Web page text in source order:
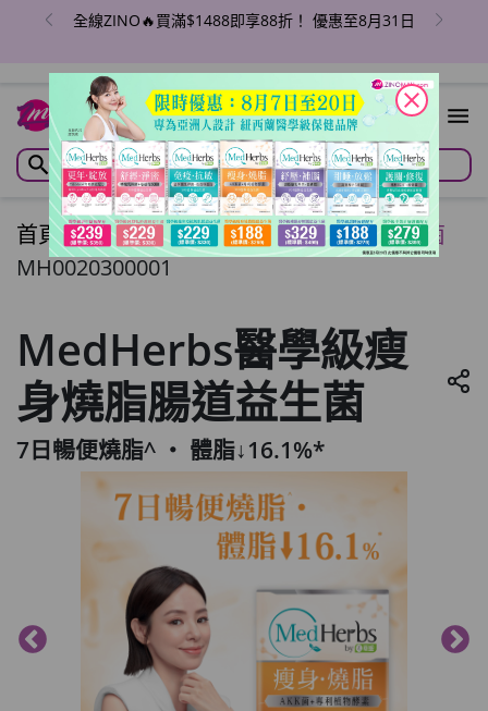
全線ZINO🔥買滿$1488即享88折！ 優惠至8月31日
首頁/MedHerbs醫學級瘦身燒脂腸道益生菌
MH0020300001
MedHerbs醫學級瘦
身燒脂腸道益生菌
7日暢便燒脂^ ‧ 體脂↓16.1%*
close